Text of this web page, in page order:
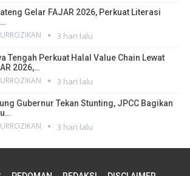
Gelar FAJAR 2026, Perkuat Literasi
3 hari lalu
Tengah Perkuat Halal Value Chain Lewat
2026,…
3 hari lalu
Gubernur Tekan Stunting, JPCC Bagikan
3 hari lalu